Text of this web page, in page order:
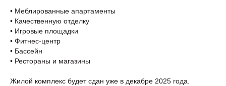
• Меблированные апартаменты
• Качественную отделку
• Игровые площадки
• Фитнес-центр
• Бассейн
• Рестораны и магазины
Жилой комплекс будет сдан уже в декабре 2025 года.